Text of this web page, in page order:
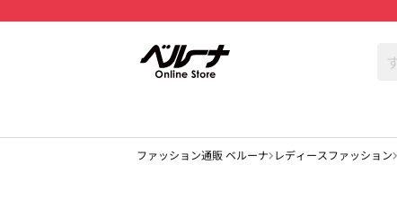
ファッション通販 ベルーナ レディースファッション